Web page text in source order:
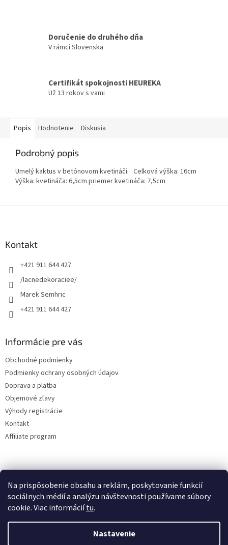
Na prispôsobenie obsahu a reklám, poskytovanie funkcií
sociálnych médií a analýzu návštevnosti používame súbory
cookie. Viac informáciítu.
Nastavenie
Doručenie do druhého dňa
V rámci Slovenska
Certifikát spokojnosti HEUREKA
Už 13 rokov s vami
Popis Hodnotenie Diskusia
Podrobný popis
Umelý kaktus v betónovom kvetináči. Celková výška: 16cm
Výška: kvetináča: 6,5cm priemer kvetináča: 7,5cm
Kontakt
+421 911 644 427
/lacnedekoraciee/
Marek Semhric
+421 911 644 427
Informácie pre vás
Obchodné podmienky
Podmienky ochrany osobných údajov
Doprava a platba
Objemové zľavy
Výhody registrácie
Kontakt
Affiliate program